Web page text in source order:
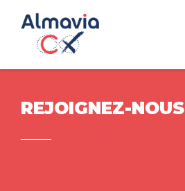
REJOIGNEZ-NOUS